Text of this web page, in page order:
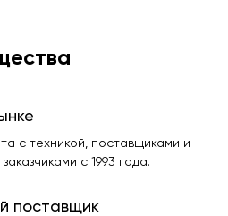
с техникой, поставщиками и
с 1993 года.
поставщик